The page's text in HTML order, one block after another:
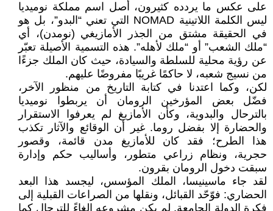
على عكس ما يردده كثيرون، أصل اسم مملكة نوميديا
ليس الكلمة اللاتينية NOMAD التي تعني “البدو”، بل هو
في الحقيقة مشتق من الجذر الأمازيغي (نومدن)، أي
“ملك الشعب” أو “ملك لأهله”. هذه التسمية الأصيلة تعبّر
عن رؤية محلية للسلطة والسيادة، حيث كان الملك جزءًا
من نسيج شعبه، لا حاكمًا غريبًا مفروضًا عليهم.
لكن، وكما اعتدنا في كتابة التاريخ من منظور الآخر،
فضّل بعض المؤرخين الرومان أن يربطوا نوميديا
بالترحال والبدوية، وكأن الأمازيغ لم يعرفوا الاستقرار
والحضارة إلا بفضل روما. غير أن الوقائع والآثار تكذب
هذا الطرح؛ فقد كان للأمازيغ مدن قائمة، وقصور
حجرية، ونظام زراعي متطور، وأساليب حكم وإدارة
سبقت دخول الرومان بقرون.
لقد جاء ماسينيسا، الملك المؤسس، ليجسد هذا البعد
الحضاري: فوّحّد القبائل، ونقلها من الصراعات القبلية إلى
فكرة الدولة الجامعة. لم يكن مشروعه إلغاءً للترحال كما